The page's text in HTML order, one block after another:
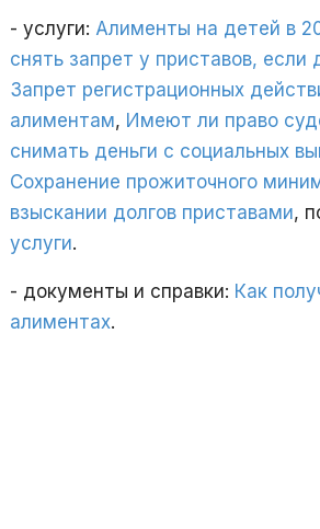
- услуги: Алименты на детей в
снять запрет у приставов, если
Запрет регистрационных
алиментам, Имеют ли право
снимать деньги с социальных
Сохранение прожиточного
взыскании долгов приставами,
услуги.
- документы и справки: Как
алиментах.